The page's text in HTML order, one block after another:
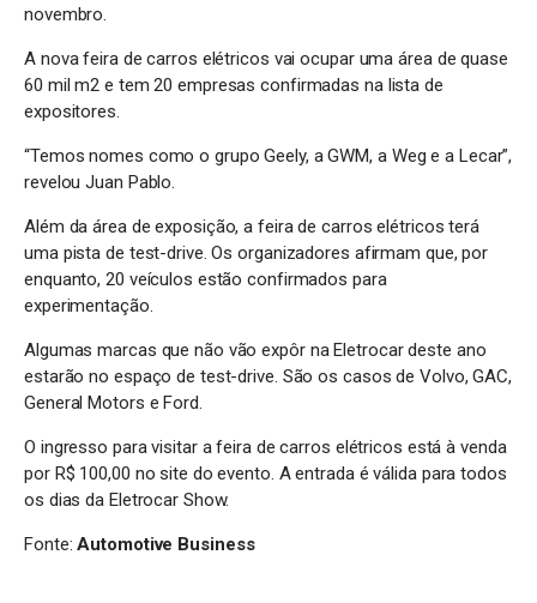
novembro.
A nova feira de carros elétricos vai ocupar uma área de quase
60 mil m2 e tem 20 empresas confirmadas na lista de
expositores.
“Temos nomes como o grupo Geely, a GWM, a Weg e a Lecar”,
revelou Juan Pablo.
Além da área de exposição, a feira de carros elétricos terá
uma pista de test-drive. Os organizadores afirmam que, por
enquanto, 20 veículos estão confirmados para
experimentação.
Algumas marcas que não vão expôr na Eletrocar deste ano
estarão no espaço de test-drive. São os casos de Volvo, GAC,
General Motors e Ford.
O ingresso para visitar a feira de carros elétricos está à venda
por R$ 100,00 no site do evento. A entrada é válida para todos
os dias da Eletrocar Show.
Fonte:Automotive Business